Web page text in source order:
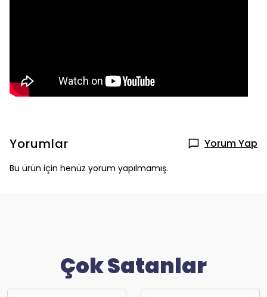
Yorumlar Yorum Yap
Bu ürün için henüz yorum yapılmamış.
Çok Satanlar